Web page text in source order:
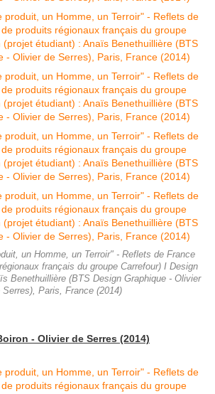
un Homme, un Terroir" - Reflets de France
français du groupe Carrefour) I Design
Benethuillière (BTS Design Graphique - Olivier
Serres), Paris, France (2014)
- Olivier de Serres (2014)